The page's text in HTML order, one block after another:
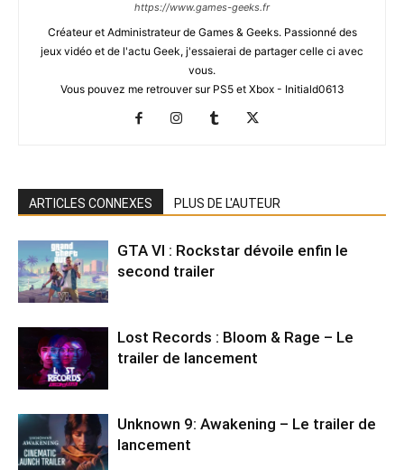
https://www.games-geeks.fr
Créateur et Administrateur de Games & Geeks. Passionné des
jeux vidéo et de l'actu Geek, j'essaierai de partager celle ci avec
vous.
Vous pouvez me retrouver sur PS5 et Xbox - Initiald0613
ARTICLES CONNEXES PLUS DE L'AUTEUR
GTA VI : Rockstar dévoile enfin le
second trailer
Lost Records : Bloom & Rage – Le
trailer de lancement
Unknown 9: Awakening – Le trailer de
lancement